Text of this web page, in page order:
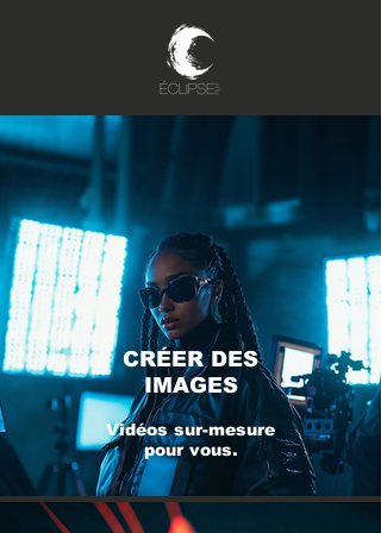
CRÉER DES
IMAGES
Vidéos sur-mesure
pour vous.